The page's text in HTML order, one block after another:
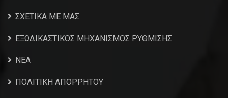
ΣΧΕΤΙΚΑ ΜΕ ΜΑΣ
ΕΞΩΔΙΚΑΣΤΙΚΟΣ ΜΗΧΑΝΙΣΜΟΣ ΡΥΘΜΙΣΗΣ
NEA
ΠΟΛΙΤΙΚΗ ΑΠΟΡΡΗΤΟΥ